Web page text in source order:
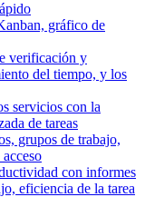
gráfico de
verificación y
del tiempo, y los
servicios con la
de tareas
grupos de trabajo,
con informes
eficiencia de la tarea